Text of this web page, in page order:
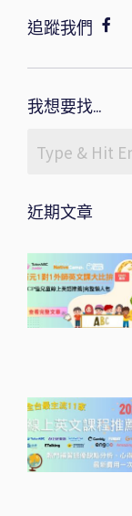
追蹤我們
我想要找...
近期文章